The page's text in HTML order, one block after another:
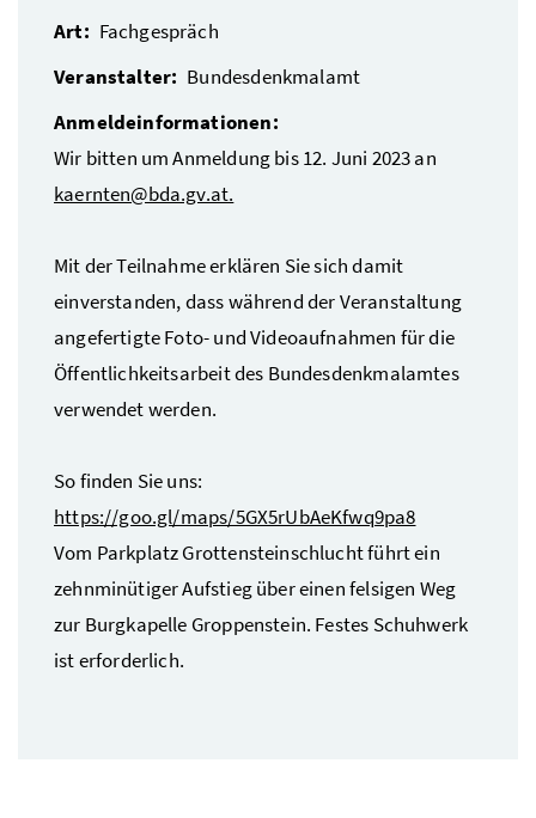
Art: Fachgespräch
Veranstalter: Bundesdenkmalamt
Anmeldeinformationen:
Wir bitten um Anmeldung bis 12. Juni 2023 an
kaernten@bda.gv.at.
Mit der Teilnahme erklären Sie sich damit
einverstanden, dass während der Veranstaltung
angefertigte Foto- und Videoaufnahmen für die
Öffentlichkeitsarbeit des Bundesdenkmalamtes
verwendet werden.
So finden Sie uns:
https://goo.gl/maps/5GX5rUbAeKfwq9pa8
Vom Parkplatz Grottensteinschlucht führt ein
zehnminütiger Aufstieg über einen felsigen Weg
zur Burgkapelle Groppenstein. Festes Schuhwerk
ist erforderlich.